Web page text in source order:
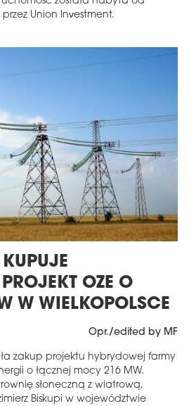
Union Investment.
OZE O
W WIELKOPOLSCE
Opr./edited by MF
zakup projektu hybrydowej farmy
o łącznej mocy 216 MW.
słoneczną z wiatrową,
Biskupi w województwie
tym wydaniu
arrow_forward
teraz!